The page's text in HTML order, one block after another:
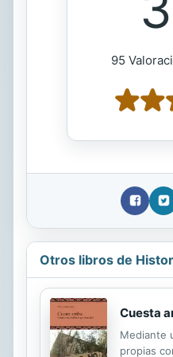
95
Otros libros de
Cuesta
Mediante
propias